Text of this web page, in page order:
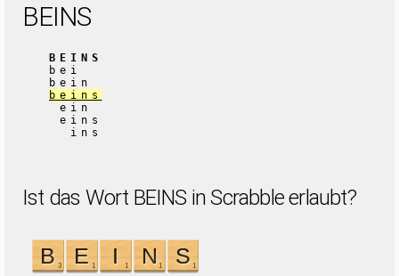
BEINS
BEINS
bei
bein
beins
ein
eins
ins
Ist das Wort BEINS in Scrabble erlaubt?